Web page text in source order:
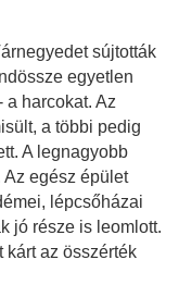
sújtották
egyetlen
a harcokat. Az
a többi pedig
A legnagyobb
egész épület
lépcsőházai
jó része is leomlott.
kárt az összérték